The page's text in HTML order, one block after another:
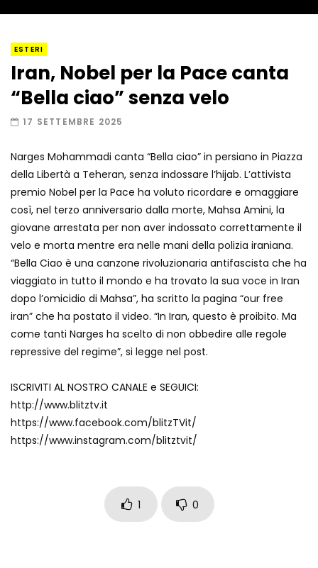
Amiocuggino fa saltare in aria il drone
Record di baci in 30 secondi
Due navi USA si scontrano in mare
Auto coperta dal letame dopo
incidente
Nei casinò arriva il cambio oro
automatico
ESTERI
Iran, Nobel per la Pace canta
“Bella ciao” senza velo
17 SETTEMBRE 2025
Narges Mohammadi canta “Bella ciao” in persiano in Piazza
della Libertà a Teheran, senza indossare l’hijab. L’attivista
premio Nobel per la Pace ha voluto ricordare e omaggiare
così, nel terzo anniversario dalla morte, Mahsa Amini, la
giovane arrestata per non aver indossato correttamente il
velo e morta mentre era nelle mani della polizia iraniana.
“Bella Ciao è una canzone rivoluzionaria antifascista che ha
viaggiato in tutto il mondo e ha trovato la sua voce in Iran
dopo l’omicidio di Mahsa”, ha scritto la pagina “our free
iran” che ha postato il video. “In Iran, questo è proibito. Ma
come tanti Narges ha scelto di non obbedire alle regole
repressive del regime”, si legge nel post.
ISCRIVITI AL NOSTRO CANALE e SEGUICI:
http://www.blitztv.it
https://www.facebook.com/blitzTVit/
https://www.instagram.com/blitztvit/
1 0